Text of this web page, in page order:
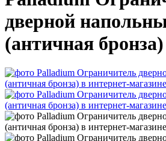
дверной
(античная бронза)